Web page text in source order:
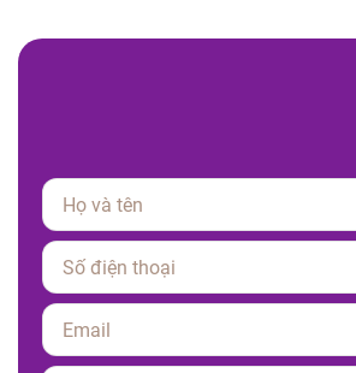
Please leave this field empty.